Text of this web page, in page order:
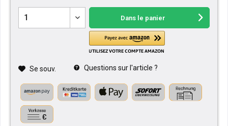
Dans le panier
Se souv. Questions sur l'article ?